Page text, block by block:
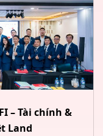
– Tài chính &
Land